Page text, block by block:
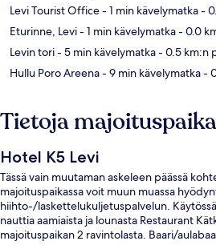
Levi Tourist Office- 1 min kävelymatka-
Eturinne, Levi- 1 min kävelymatka- 0.0
Levin tori- 5 min kävelymatka- 0.5 km:n
Hullu Poro Areena- 9 min kävelymatka-
Tietoja
Hotel K5 Levi
Tässä vain muutaman askeleen päässä
majoituspaikassa voit muun muassa
hiihto-/laskettelukuljetuspalvelun.
nauttia aamiaista ja lounasta Restaurant
majoituspaikan 2 ravintolasta. Baari/